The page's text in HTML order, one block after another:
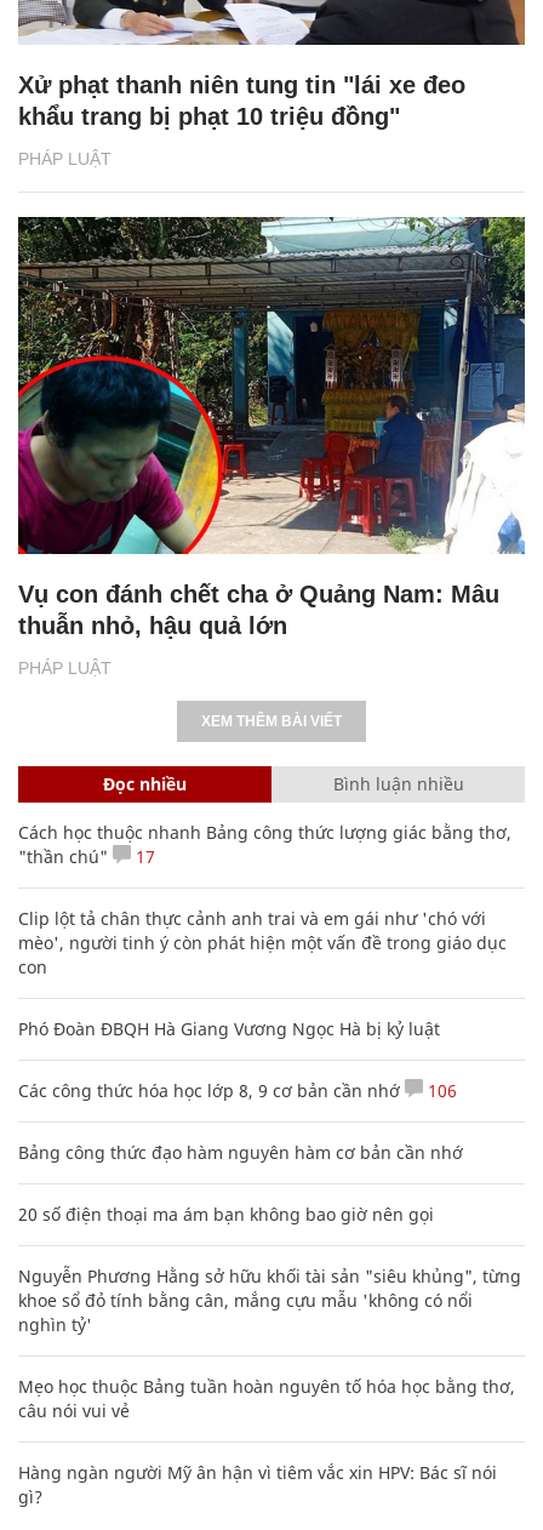
PHÁP LUẬT
Xử phạt thanh niên tung tin "lái xe đeo
khẩu trang bị phạt 10 triệu đồng"
PHÁP LUẬT
Vụ con đánh chết cha ở Quảng Nam: Mâu
thuẫn nhỏ, hậu quả lớn
XEM THÊM BÀI VIẾT
Đọc nhiều Bình luận nhiều
Cách học thuộc nhanh Bảng công thức lượng giác bằng thơ,
"thần chú"
17
Clip lột tả chân thực cảnh anh trai và em gái như 'chó với
mèo', người tinh ý còn phát hiện một vấn đề trong giáo dục
con
Phó Đoàn ĐBQH Hà Giang Vương Ngọc Hà bị kỷ luật
Các công thức hóa học lớp 8, 9 cơ bản cần nhớ 106
Bảng công thức đạo hàm nguyên hàm cơ bản cần nhớ
20 số điện thoại ma ám bạn không bao giờ nên gọi
Nguyễn Phương Hằng sở hữu khối tài sản "siêu khủng", từng
khoe sổ đỏ tính bằng cân, mắng cựu mẫu 'không có nổi
nghìn tỷ'
Mẹo học thuộc Bảng tuần hoàn nguyên tố hóa học bằng thơ,
câu nói vui vẻ
Hàng ngàn người Mỹ ân hận vì tiêm vắc xin HPV: Bác sĩ nói
gì?